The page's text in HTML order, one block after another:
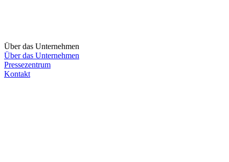
Über das Unternehmen
Über das Unternehmen
Pressezentrum
Kontakt